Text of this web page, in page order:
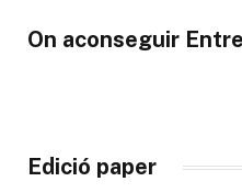
On aconseguir
Edició paper